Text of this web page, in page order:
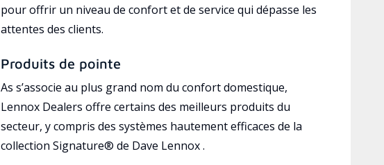
pour offrir un niveau de confort et de service qui dépasse les
attentes des clients.
Produits de pointe
As s’associe au plus grand nom du confort domestique,
Lennox Dealers offre certains des meilleurs produits du
secteur, y compris des systèmes hautement efficaces de la
collection Signature® de Dave Lennox .